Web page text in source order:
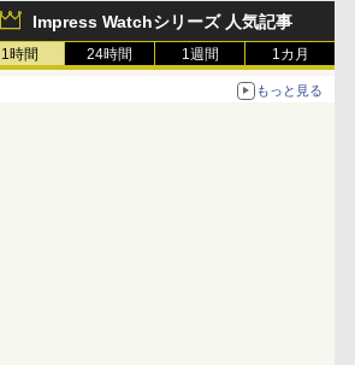
Impress Watchシリーズ 人気記事
1時間 24時間 1週間 1カ月
もっと見る